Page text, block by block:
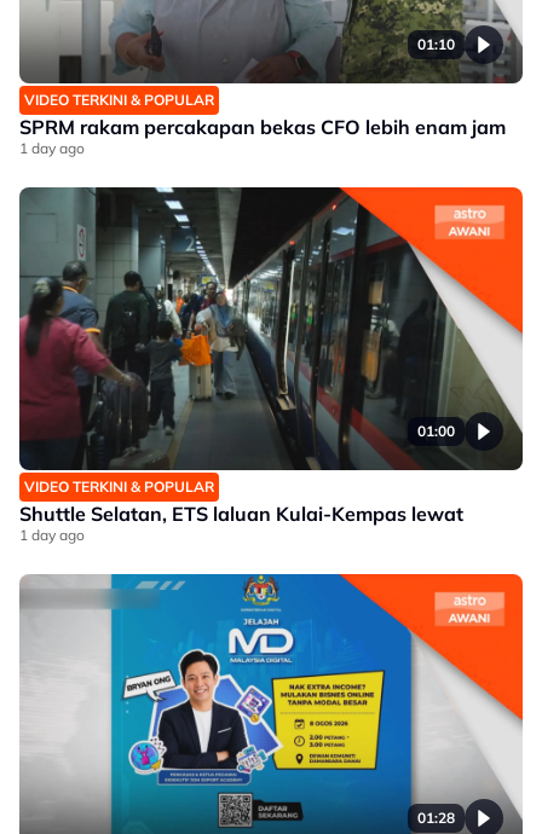
01:10
VIDEO TERKINI & POPULAR
SPRM rakam percakapan bekas CFO lebih enam jam
1 day ago
01:00
VIDEO TERKINI & POPULAR
Shuttle Selatan, ETS laluan Kulai-Kempas lewat
1 day ago
01:28